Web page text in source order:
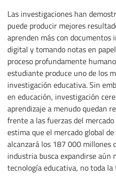
Las investigaciones han
puede producir mejores
aprenden más con documentos
digital y tomando notas en
proceso profundamente
estudiante produce uno de los
investigación educativa. Sin
en educación, investigación
aprendizaje a menudo quedan
frente a las fuerzas del
estima que el mercado global
alcanzará los 187 000 millones
industria busca expandirse aún
tecnología educativa, no toda la